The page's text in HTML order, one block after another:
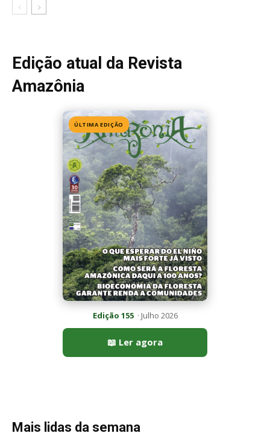
Edição 155· Julho 2026
📖 Ler agora
Mais lidas da semana
Peixe-lua emerge horizontalmente na superfície oceânica para
permitir que aves marinhas removam ectoparasitas